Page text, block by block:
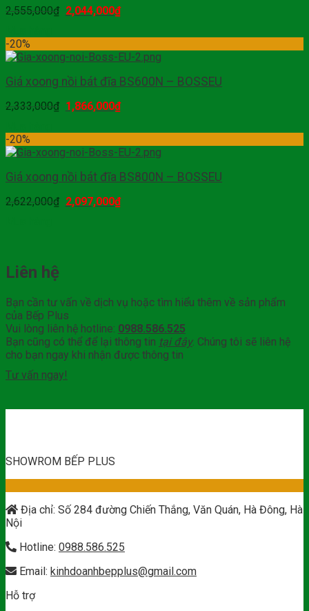
2,555,000₫ 2,044,000₫
-20%
Giá xoong nồi bát đĩa BS600N – BOSSEU
2,333,000₫ 1,866,000₫
-20%
Giá xoong nồi bát đĩa BS800N – BOSSEU
2,622,000₫ 2,097,000₫
Liên hệ
Bạn cần tư vấn về dịch vụ hoặc tìm hiểu thêm về sản phẩm
của Bếp Plus
Vui lòng liên hệ hotline: 0988.586.525
Bạn cũng có thể để lại thông tin tại đây. Chúng tôi sẽ liên hệ
cho bạn ngay khi nhận được thông tin
Tư vấn ngay!
SHOWROM BẾP PLUS
Địa chỉ: Số 284 đường Chiến Thắng, Văn Quán, Hà Đông, Hà
Nội
Hotline: 0988.586.525
Email: kinhdoanhbepplus@gmail.com
Hỗ trợ